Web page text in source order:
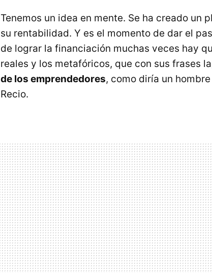
Tenemos un idea en mente. Se ha creado un
su rentabilidad. Y es el momento de dar el
de lograr la financiación muchas veces hay
reales y los metafóricos, que con sus frases
de los emprendedores, como diría un
Recio.